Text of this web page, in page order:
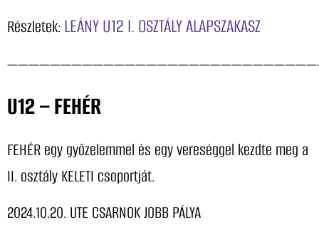
Részletek: LEÁNY U12 I. OSZTÁLY ALAPSZAKASZ
U12 – FEHÉR
FEHÉR egy győzelemmel és egy vereséggel kezdte meg a
II. osztály KELETI csoportját.
2024.10.20. UTE CSARNOK JOBB PÁLYA